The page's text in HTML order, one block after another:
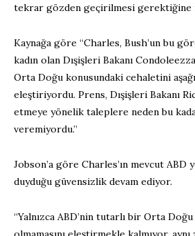
tekrar gözden geçirilmesi gerektiğine
Kaynağa göre “Charles, Bush’un bu
kadın olan Dışişleri Bakanı Condoleezza
Orta Doğu konusundaki cehaletini
eleştiriyordu. Prens, Dışişleri Bakanı
etmeye yönelik taleplere neden bu
veremiyordu.”
Jobson’a göre Charles’ın mevcut ABD
duyduğu güvensizlik devam ediyor.
“Yalnızca ABD’nin tutarlı bir Orta